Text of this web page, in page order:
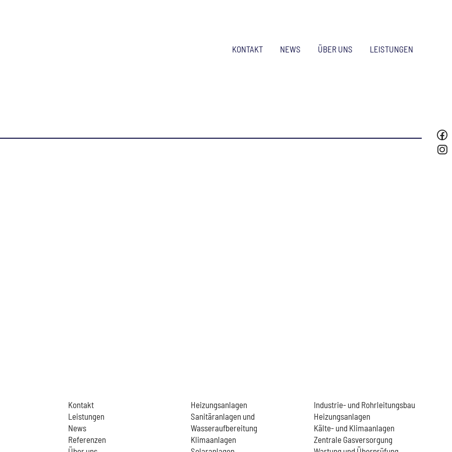
KONTAKT NEWS ÜBER UNS LEISTUNGEN
Kontakt
Leistungen
News
Referenzen
Heizungsanlagen
Sanitäranlagen und
Wasseraufbereitung
Klimaanlagen
Industrie- und Rohrleitungsbau
Heizungsanlagen
Kälte- und Klimaanlagen
Zentrale Gasversorgung